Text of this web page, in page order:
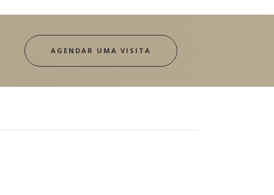
AGENDAR UMA VISITA